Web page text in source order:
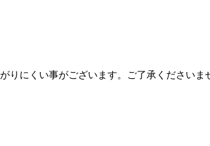
りにくい事がございます。ご了承くださいま